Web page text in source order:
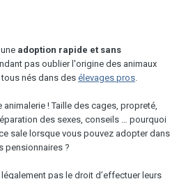
adoption rapide et sans
pas oublier l'origine des animaux
nés dans des élevages pros
! Taille des cages, propreté,
des sexes, conseils … pourquoi
sale lorsque vous pouvez adopter dans
pensionnaires ?
légalement pas le droit d’effectuer leurs